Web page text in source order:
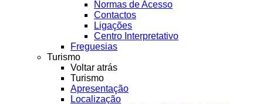
Normas de Acesso
Contactos
Ligações
Centro Interpretativo
Freguesias
Turismo
Voltar atrás
Turismo
Apresentação
Localização